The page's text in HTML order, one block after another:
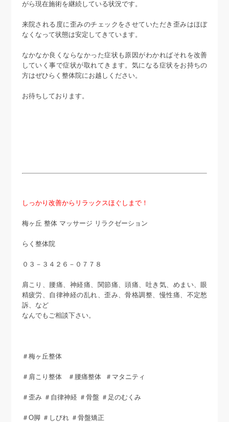
がら現在施術を継続している状況です。
来院される度に歪みのチェックをさせていただき歪みはほぼ
なくなって状態は安定してきています。
なかなか良くならなかった症状も原因がわかればそれを改善
していく事で症状が取れてきます。気になる症状をお持ちの
方はぜひらく整体院にお越しください。
お待ちしております。
しっかり改善からリラックスほぐしまで！
梅ヶ丘 整体 マッサージ リラクゼーション
らく整体院
０３－３４２６－０７７８
肩こり、腰痛、神経痛、関節痛、頭痛、吐き気、めまい、眼
精疲労、自律神経の乱れ、歪み、骨格調整、慢性痛、不定愁
訴、など
なんでもご相談下さい。
＃梅ヶ丘整体
＃肩こり整体 ＃腰痛整体 ＃マタニティ
＃歪み ＃自律神経 ＃骨盤 ＃足のむくみ
＃O脚 ＃しびれ ＃骨盤矯正